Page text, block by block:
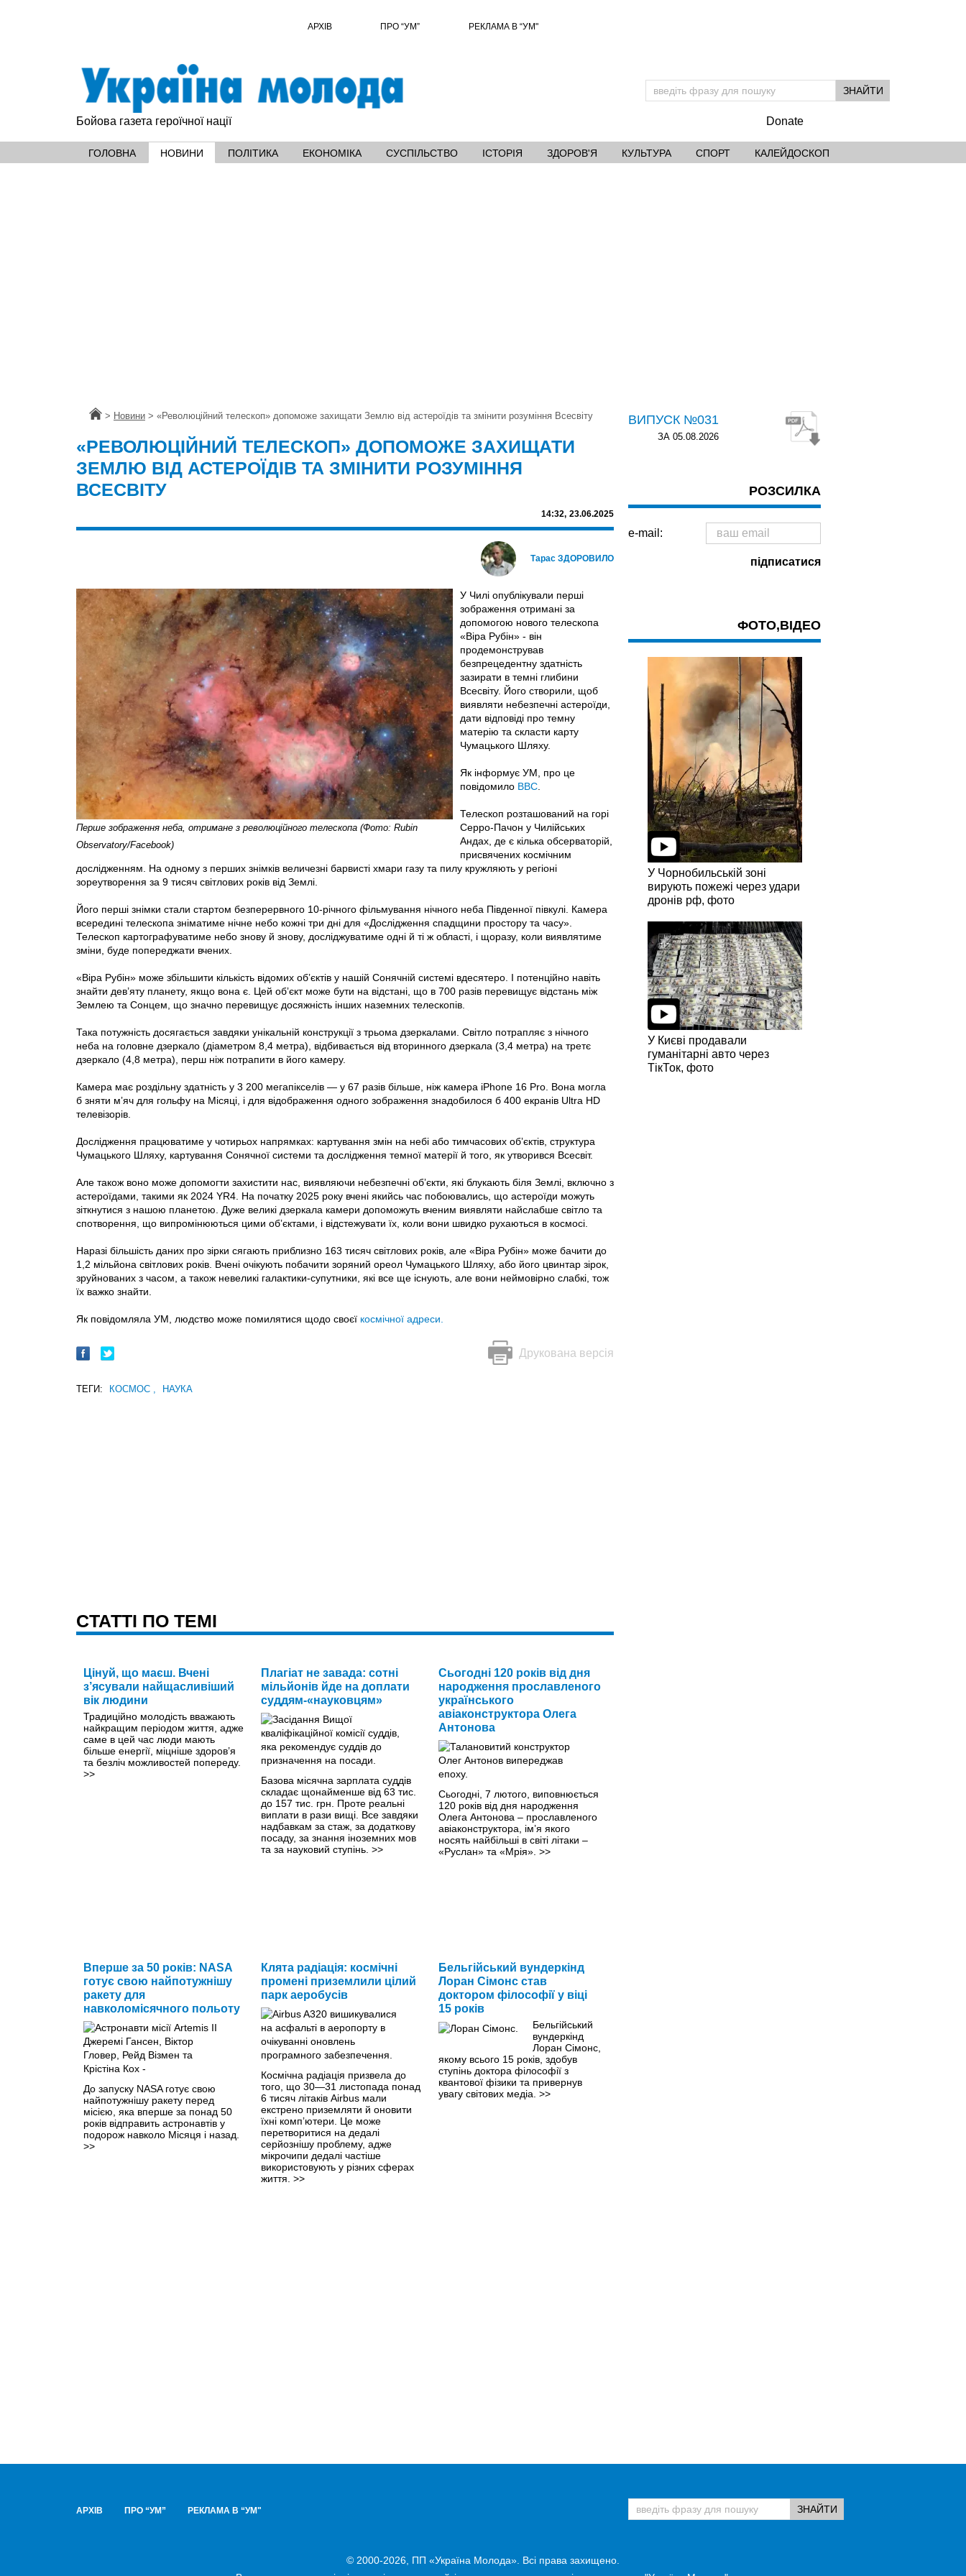
АРХІВ ПРО “УМ” РЕКЛАМА В “УМ"
Бойова газета героїчної нації Donate
ГОЛОВНА НОВИНИ ПОЛІТИКА ЕКОНОМІКА СУСПІЛЬСТВО ІСТОРІЯ ЗДОРОВ'Я КУЛЬТУРА СПОРТ КАЛЕЙДОСКОП
Головна
> Новини > «Революційний телескоп» допоможе захищати Землю від астероїдів та змінити розуміння Всесвіту
«РЕВОЛЮЦІЙНИЙ ТЕЛЕСКОП» ДОПОМОЖЕ ЗАХИЩАТИ
ЗЕМЛЮ ВІД АСТЕРОЇДІВ ТА ЗМІНИТИ РОЗУМІННЯ
ВСЕСВІТУ
14:32, 23.06.2025
Тарас ЗДОРОВИЛО
Перше зображення неба, отримане з революційного телескопа (Фото: Rubin
Observatory/Facebook)
У Чилі опублікували перші
зображення отримані за
допомогою нового телескопа
«Віра Рубін» - він
продемонстрував
безпрецедентну здатність
зазирати в темні глибини
Всесвіту. Його створили, щоб
виявляти небезпечні астероїди,
дати відповіді про темну
матерію та скласти карту
Чумацького Шляху.
Як інформує УМ, про це
повідомило BBC.
Телескоп розташований на горі
Серро-Пачон у Чилійських
Андах, де є кілька обсерваторій,
присвячених космічним
дослідженням. На одному з перших знімків величезні барвисті хмари газу та пилу кружляють у регіоні
зореутворення за 9 тисяч світлових років від Землі.
Його перші знімки стали стартом безперервного 10-річного фільмування нічного неба Південної півкулі. Камера
всередині телескопа зніматиме нічне небо кожні три дні для «Дослідження спадщини простору та часу».
Телескоп картографуватиме небо знову й знову, досліджуватиме одні й ті ж області, і щоразу, коли виявлятиме
зміни, буде попереджати вчених.
«Віра Рубін» може збільшити кількість відомих обʼєктів у нашій Сонячній системі вдесятеро. І потенційно навіть
знайти дев’яту планету, якщо вона є. Цей обʼєкт може бути на відстані, що в 700 разів перевищує відстань між
Землею та Сонцем, що значно перевищує досяжність інших наземних телескопів.
Така потужність досягається завдяки унікальній конструкції з трьома дзеркалами. Світло потрапляє з нічного
неба на головне дзеркало (діаметром 8,4 метра), відбивається від вторинного дзеркала (3,4 метра) на третє
дзеркало (4,8 метра), перш ніж потрапити в його камеру.
Камера має роздільну здатність у 3 200 мегапікселів — у 67 разів більше, ніж камера iPhone 16 Pro. Вона могла
б зняти мʼяч для гольфу на Місяці, і для відображення одного зображення знадобилося б 400 екранів Ultra HD
телевізорів.
Дослідження працюватиме у чотирьох напрямках: картування змін на небі або тимчасових обʼєктів, структура
Чумацького Шляху, картування Сонячної системи та дослідження темної матерії й того, як утворився Всесвіт.
Але також воно може допомогти захистити нас, виявляючи небезпечні обʼєкти, які блукають біля Землі, включно з
астероїдами, такими як 2024 YR4. На початку 2025 року вчені якийсь час побоювались, що астероїди можуть
зіткнутися з нашою планетою. Дуже великі дзеркала камери допоможуть вченим виявляти найслабше світло та
спотворення, що випромінюються цими обʼєктами, і відстежувати їх, коли вони швидко рухаються в космосі.
Наразі більшість даних про зірки сягають приблизно 163 тисяч світлових років, але «Віра Рубін» може бачити до
1,2 мільйона світлових років. Вчені очікують побачити зоряний ореол Чумацького Шляху, або його цвинтар зірок,
зруйнованих з часом, а також невеликі галактики-супутники, які все ще існують, але вони неймовірно слабкі, тож
їх важко знайти.
Як повідомляла УМ, людство може помилятися щодо своєї космічної адреси.
Друкована версія
ТЕГИ: КОСМОС НАУКА
CТАТТІ ПО ТЕМІ
Цінуй, що маєш. Вчені
з’ясували найщасливіший
вік людини
Традиційно молодість вважають
найкращим періодом життя, адже
саме в цей час люди мають
більше енергії, міцніше здоров’я
та безліч можливостей попереду.
>>
Плагіат не завада: сотні
мільйонів йде на доплати
суддям-«науковцям»
Базова місячна зарплата суддів
складає щонайменше від 63 тис.
до 157 тис. грн. Проте реальні
виплати в рази вищі. Все завдяки
надбавкам за стаж, за додаткову
посаду, за знання іноземних мов
та за науковий ступінь. >>
Сьогодні 120 років від дня
народження прославленого
українського
авіаконструктора Олега
Антонова
Сьогодні, 7 лютого, виповнюється
120 років від дня народження
Олега Антонова – прославленого
авіаконструктора, ім’я якого
носять найбільші в світі літаки –
«Руслан» та «Мрія». >>
Вперше за 50 років: NASA
готує свою найпотужнішу
ракету для
навколомісячного польоту
До запуску NASA готує свою
найпотужнішу ракету перед
місією, яка вперше за понад 50
років відправить астронавтів у
подорож навколо Місяця і назад.
>>
Клята радіація: космічні
промені приземлили цілий
парк аеробусів
Космічна радіація призвела до
того, що 30—31 листопада понад
6 тисяч літаків Airbus мали
екстрено приземляти й оновити
їхні компʼютери. Це може
перетворитися на дедалі
серйознішу проблему, адже
мікрочипи дедалі частіше
використовують у різних сферах
життя. >>
Бельгійський вундеркінд
Лоран Сімонс став
доктором філософії у віці
15 років
Бельгійський
вундеркінд
Лоран Сімонс,
якому всього 15 років, здобув
ступінь доктора філософії з
квантової фізики та привернув
увагу світових медіа. >>
ВИПУСК №031
ЗА 05.08.2026
РОЗСИЛКА
e-mail:
ФОТО,ВІДЕО
У Чорнобильській зоні
вирують пожежі через удари
дронів рф, фото
У Києві продавали
гуманітарні авто через
ТікТок, фото
АРХІВ ПРО “УМ” РЕКЛАМА В “УМ"
© 2000-2026, ПП «Україна Молода». Всі права захищено.